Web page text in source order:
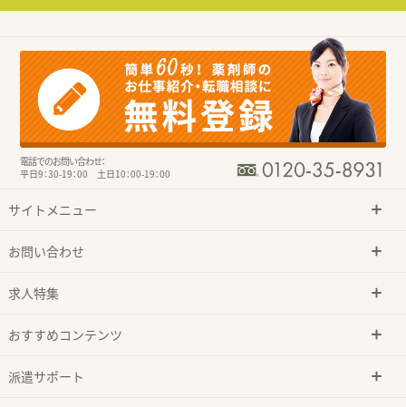
電話でのお問い合わせ：
平日9：30-19：00 土日10：00-19：00
サイトメニュー
お問い合わせ
求人特集
おすすめコンテンツ
派遣サポート